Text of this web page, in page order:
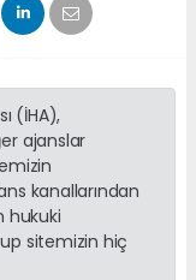
(İHA),
ajanslar
kanallarından
hukuki
sitemizin hiç